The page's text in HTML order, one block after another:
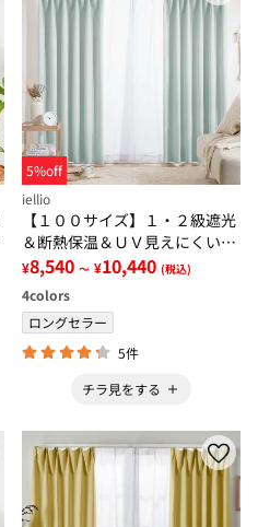
5%off
iellio
【１００サイズ】１・２級遮光
＆断熱保温＆ＵＶ見えにくいレ
ース付カーテンセット＜イージ
ーオーダー・無地・新生活・グ
レー＞
¥8,540 ～ ¥10,440 (税込)
4colors
ロングセラー
5件
チラ見をする